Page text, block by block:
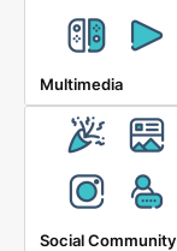
Multimedia
Social Community